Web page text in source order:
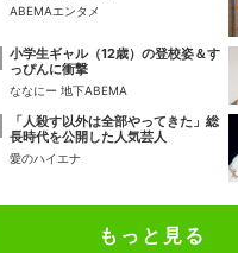
ABEMAエンタメ
小学生ギャル（12歳）の登校姿＆す
っぴんに衝撃
ななにー 地下ABEMA
「人殺す以外は全部やってきた」総
長時代を公開した人気芸人
愛のハイエナ
もっと見る